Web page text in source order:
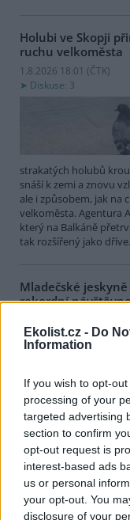
Ekolist.cz - Do
Information
If you wish to opt-
processing of your
targeted advertising
section to confirm
opt-out request is
interest-based ads
us or personal
your opt-out. You
disclosure of your
Holubi ve Skopji
ruchu velkoměsta
1.8.2026 18:01 (ČTK)
Diskuse: 3
strakatých holubů
snáší k zemi a znovu
ale i způsobem, jak
velkoměsta. Agentura
který na Balkáně
tak rozšířený jako dříve.
Mladečské
rekordní
dočasnou úlevu od
povrchu teplota kvůli
hranici 30 stupňů
Mladečských jeskyní
Celsia. Lidé proto při